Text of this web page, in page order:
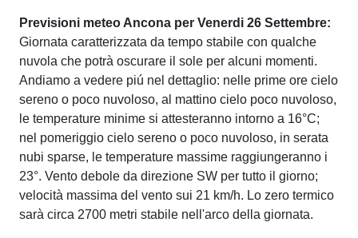
Previsioni meteo Ancona per Venerdi 26 Settembre:
Giornata caratterizzata da tempo stabile con qualche
nuvola che potrà oscurare il sole per alcuni momenti.
Andiamo a vedere piú nel dettaglio: nelle prime ore cielo
sereno o poco nuvoloso, al mattino cielo poco nuvoloso,
le temperature minime si attesteranno intorno a 16°C;
nel pomeriggio cielo sereno o poco nuvoloso, in serata
nubi sparse, le temperature massime raggiungeranno i
23°. Vento debole da direzione SW per tutto il giorno;
velocità massima del vento sui 21 km/h. Lo zero termico
sarà circa 2700 metri stabile nell'arco della giornata.